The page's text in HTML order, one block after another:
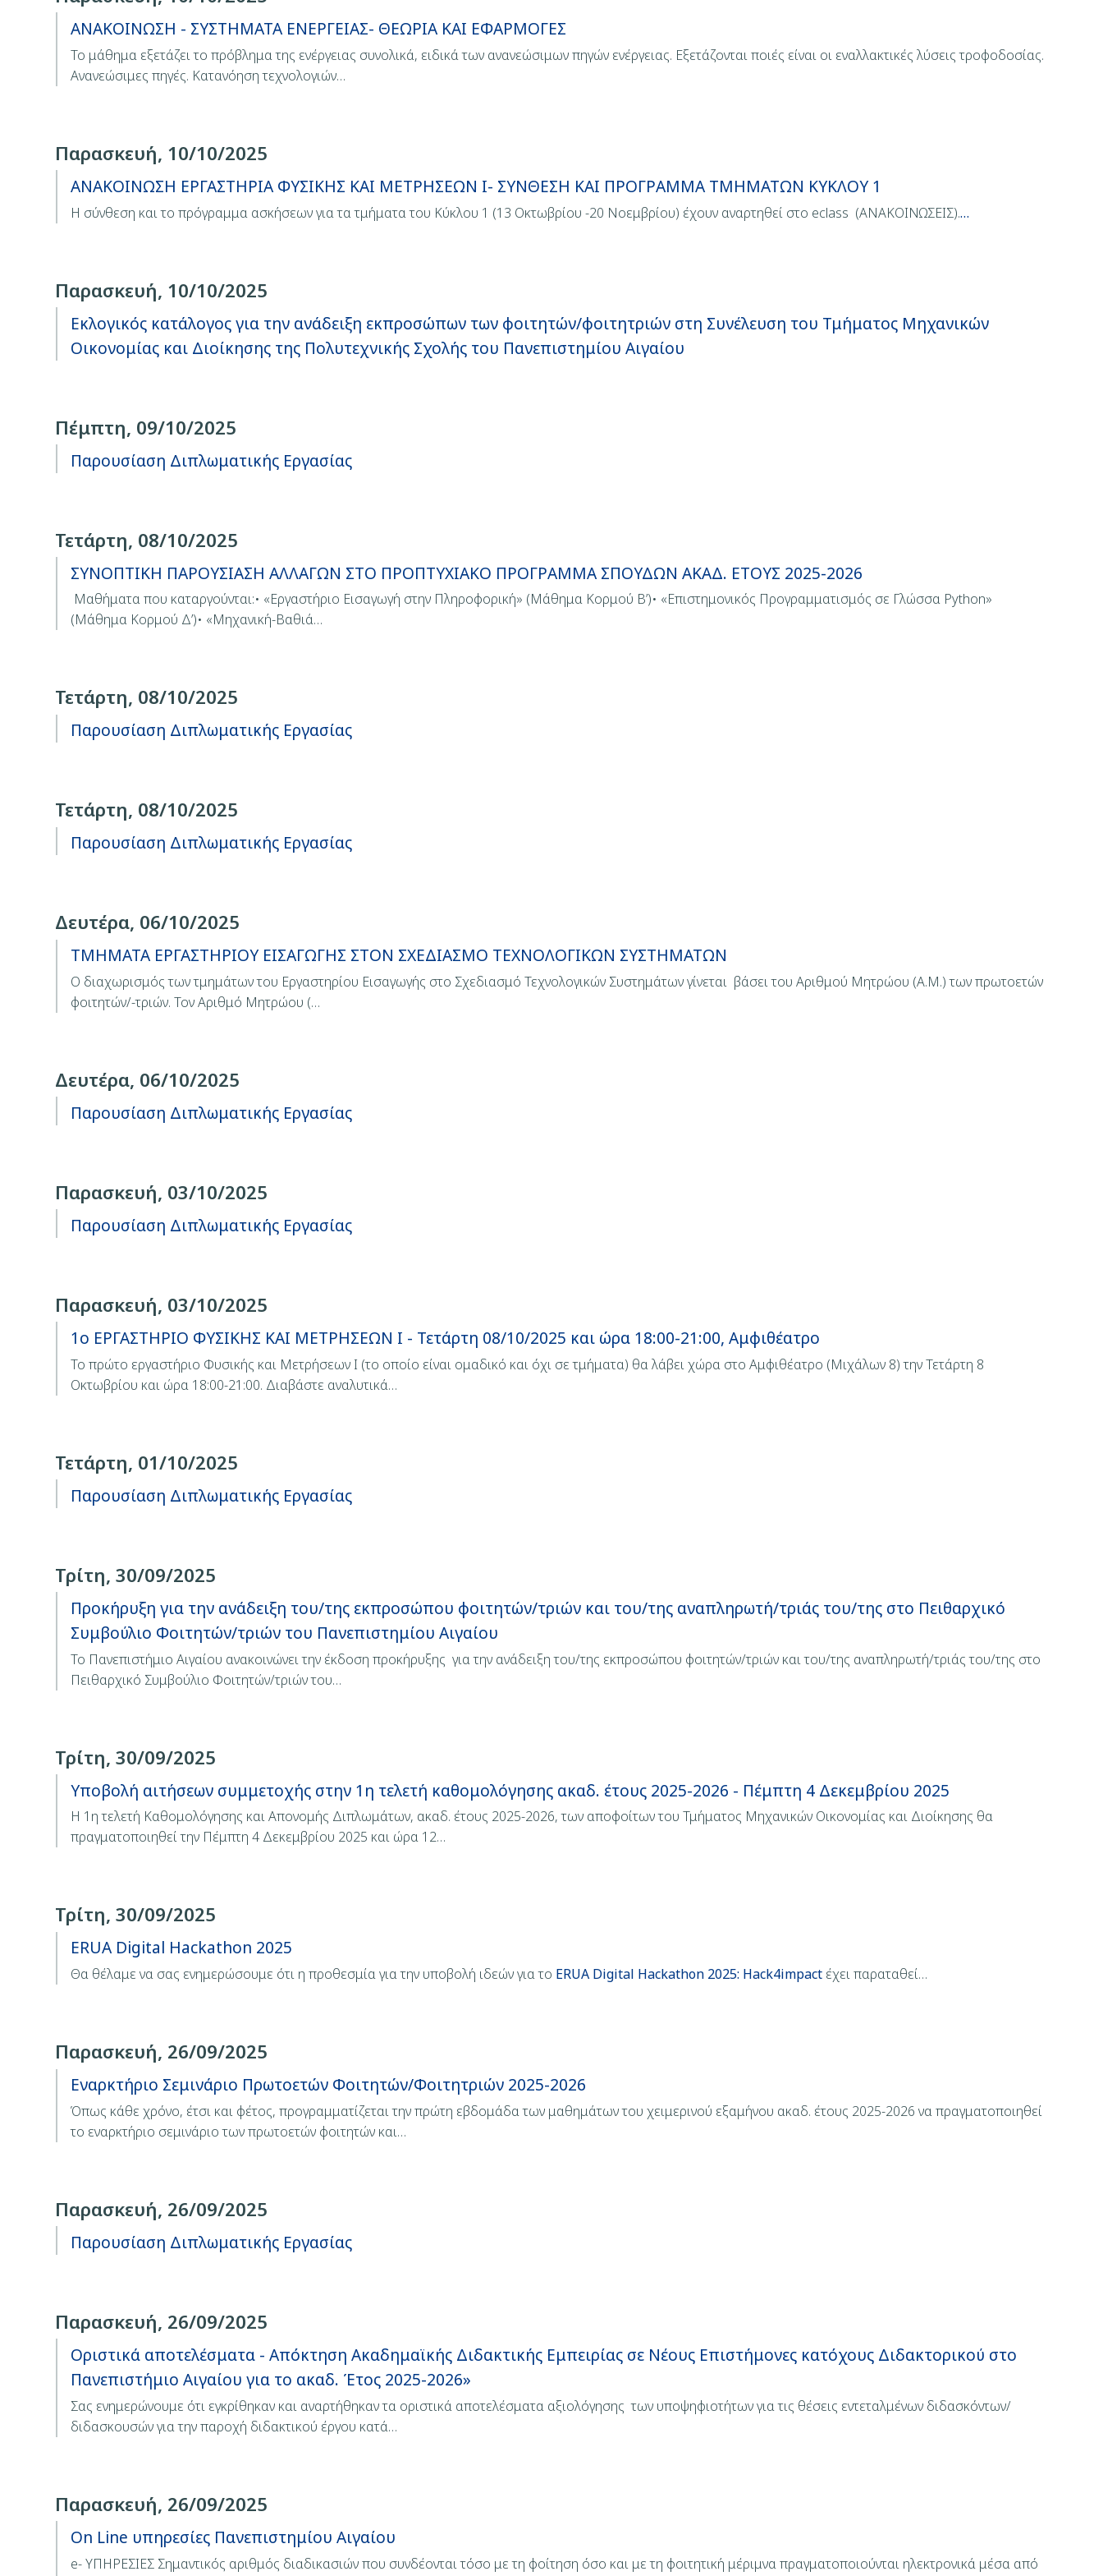
ΑΝΑΚΟΙΝΩΣΗ - ΣΥΣΤΗΜΑΤΑ ΕΝΕΡΓΕΙΑΣ- ΘΕΩΡΙΑ ΚΑΙ ΕΦΑΡΜΟΓΕΣ
Το μάθημα εξετάζει το πρόβλημα της ενέργειας συνολικά, ειδικά των ανανεώσιμων πηγών ενέργειας. Εξετάζονται ποιές είναι οι εναλλακτικές λύσεις τροφοδοσίας.
Ανανεώσιμες πηγές. Κατανόηση τεχνολογιών…
Παρασκευή, 10/10/2025
ΑΝΑΚΟΙΝΩΣΗ ΕΡΓΑΣΤΗΡΙΑ ΦΥΣΙΚΗΣ ΚΑΙ ΜΕΤΡΗΣΕΩΝ Ι- ΣΥΝΘΕΣΗ ΚΑΙ ΠΡΟΓΡΑΜΜΑ ΤΜΗΜΑΤΩΝ ΚΥΚΛΟΥ 1
Η σύνθεση και το πρόγραμμα ασκήσεων για τα τμήματα του Κύκλου 1 (13 Οκτωβρίου -20 Νοεμβρίου) έχoυν αναρτηθεί στο eclass (ΑΝΑΚΟΙΝΩΣΕΙΣ).…
Παρασκευή, 10/10/2025
Εκλογικός κατάλογος για την ανάδειξη εκπροσώπων των φοιτητών/φοιτητριών στη Συνέλευση του Τμήματος Μηχανικών
Οικονομίας και Διοίκησης της Πολυτεχνικής Σχολής του Πανεπιστημίου Αιγαίου
Πέμπτη, 09/10/2025
Παρουσίαση Διπλωματικής Εργασίας
Τετάρτη, 08/10/2025
ΣΥΝΟΠΤΙΚΗ ΠΑΡΟΥΣΙΑΣΗ ΑΛΛΑΓΩΝ ΣΤΟ ΠΡΟΠΤΥΧΙΑΚΟ ΠΡΟΓΡΑΜΜΑ ΣΠΟΥΔΩΝ ΑΚΑΔ. ΕΤΟΥΣ 2025-2026
Μαθήματα που καταργούνται:• «Εργαστήριο Εισαγωγή στην Πληροφορική» (Μάθημα Κορμού Β’)• «Επιστημονικός Προγραμματισμός σε Γλώσσα Python»
(Μάθημα Κορμού Δ’)• «Μηχανική-Βαθιά…
Τετάρτη, 08/10/2025
Παρουσίαση Διπλωματικής Εργασίας
Τετάρτη, 08/10/2025
Παρουσίαση Διπλωματικής Εργασίας
Δευτέρα, 06/10/2025
ΤΜΗΜΑΤΑ ΕΡΓΑΣΤΗΡΙΟΥ ΕΙΣΑΓΩΓΗΣ ΣΤΟΝ ΣΧΕΔΙΑΣΜΟ ΤΕΧΝΟΛΟΓΙΚΩΝ ΣΥΣΤΗΜΑΤΩΝ
Ο διαχωρισμός των τμημάτων του Εργαστηρίου Εισαγωγής στο Σχεδιασμό Τεχνολογικών Συστημάτων γίνεται βάσει του Αριθμού Μητρώου (Α.Μ.) των πρωτοετών
φοιτητών/-τριών. Τον Αριθμό Μητρώου (…
Δευτέρα, 06/10/2025
Παρουσίαση Διπλωματικής Εργασίας
Παρασκευή, 03/10/2025
Παρουσίαση Διπλωματικής Εργασίας
Παρασκευή, 03/10/2025
1ο ΕΡΓΑΣΤΗΡΙΟ ΦΥΣΙΚΗΣ ΚΑΙ ΜΕΤΡΗΣΕΩΝ Ι - Τετάρτη 08/10/2025 και ώρα 18:00-21:00, Αμφιθέατρο
Το πρώτο εργαστήριο Φυσικής και Μετρήσεων Ι (το οποίο είναι ομαδικό και όχι σε τμήματα) θα λάβει χώρα στο Αμφιθέατρο (Μιχάλων 8) την Τετάρτη 8
Οκτωβρίου και ώρα 18:00-21:00. Διαβάστε αναλυτικά…
Τετάρτη, 01/10/2025
Παρουσίαση Διπλωματικής Εργασίας
Τρίτη, 30/09/2025
Προκήρυξη για την ανάδειξη του/της εκπροσώπου φοιτητών/τριών και του/της αναπληρωτή/τριάς του/της στο Πειθαρχικό
Συμβούλιο Φοιτητών/τριών του Πανεπιστημίου Αιγαίου
Το Πανεπιστήμιο Αιγαίου ανακοινώνει την έκδοση προκήρυξης για την ανάδειξη του/της εκπροσώπου φοιτητών/τριών και του/της αναπληρωτή/τριάς του/της στο
Πειθαρχικό Συμβούλιο Φοιτητών/τριών του…
Τρίτη, 30/09/2025
Υποβολή αιτήσεων συμμετοχής στην 1η τελετή καθομολόγησης ακαδ. έτους 2025-2026 - Πέμπτη 4 Δεκεμβρίου 2025
Η 1η τελετή Καθομολόγησης και Απονομής Διπλωμάτων, ακαδ. έτους 2025-2026, των αποφοίτων του Τμήματος Μηχανικών Οικονομίας και Διοίκησης θα
πραγματοποιηθεί την Πέμπτη 4 Δεκεμβρίου 2025 και ώρα 12…
Τρίτη, 30/09/2025
ERUA Digital Hackathon 2025
Θα θέλαμε να σας ενημερώσουμε ότι η προθεσμία για την υποβολή ιδεών για το ERUA Digital Hackathon 2025: Hack4impact έχει παραταθεί…
Παρασκευή, 26/09/2025
Εναρκτήριο Σεμινάριο Πρωτοετών Φοιτητών/Φοιτητριών 2025-2026
Όπως κάθε χρόνο, έτσι και φέτος, προγραμματίζεται την πρώτη εβδομάδα των μαθημάτων του χειμερινού εξαμήνου ακαδ. έτους 2025-2026 να πραγματοποιηθεί
το εναρκτήριο σεμινάριο των πρωτοετών φοιτητών και…
Παρασκευή, 26/09/2025
Παρουσίαση Διπλωματικής Εργασίας
Παρασκευή, 26/09/2025
Οριστικά αποτελέσματα - Απόκτηση Ακαδημαϊκής Διδακτικής Εμπειρίας σε Νέους Επιστήμονες κατόχους Διδακτορικού στο
Πανεπιστήμιο Αιγαίου για το ακαδ. Έτος 2025-2026»
Σας ενημερώνουμε ότι εγκρίθηκαν και αναρτήθηκαν τα οριστικά αποτελέσματα αξιολόγησης των υποψηφιοτήτων για τις θέσεις εντεταλμένων διδασκόντων/
διδασκουσών για την παροχή διδακτικού έργου κατά…
Παρασκευή, 26/09/2025
On Line υπηρεσίες Πανεπιστημίου Αιγαίου
e- ΥΠΗΡΕΣΙΕΣ Σημαντικός αριθμός διαδικασιών που συνδέονται τόσο με τη φοίτηση όσο και με τη φοιτητική μέριμνα πραγματοποιούνται ηλεκτρονικά μέσα από